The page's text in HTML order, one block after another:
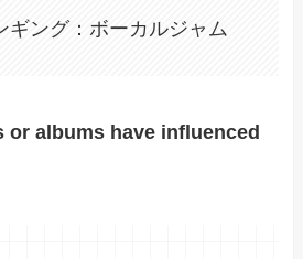
ギング：ボーカルジャム
albums have influenced